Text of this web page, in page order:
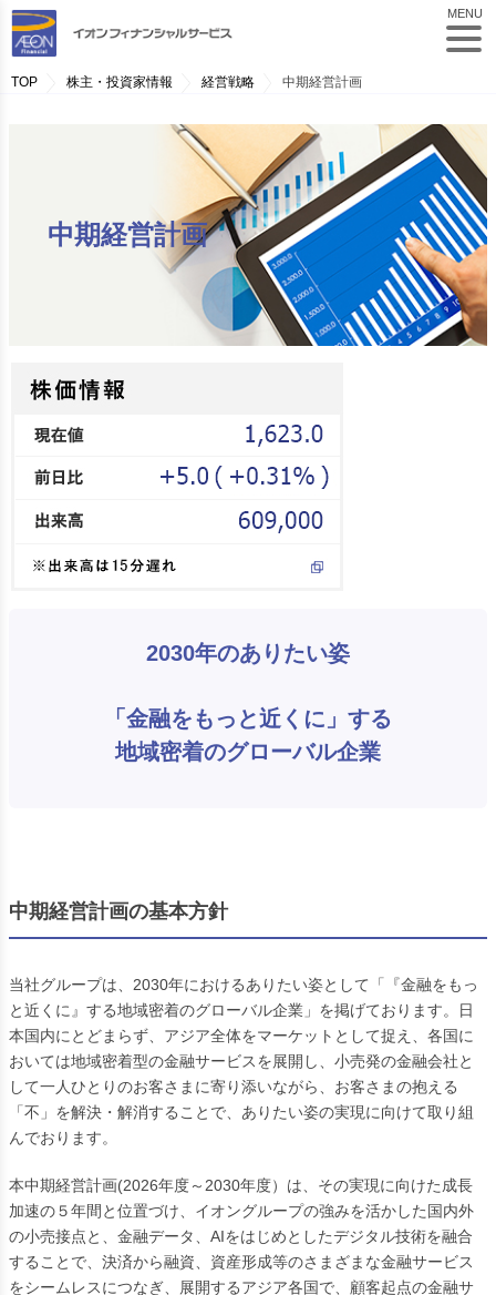
MENU
TOP 株主・投資家情報 経営戦略 中期経営計画
中期経営計画
2030年のありたい姿
「金融をもっと近くに」する
地域密着のグローバル企業
中期経営計画の基本方針
当社グループは、2030年におけるありたい姿として「『金融をもっ
と近くに』する地域密着のグローバル企業」を掲げております。日
本国内にとどまらず、アジア全体をマーケットとして捉え、各国に
おいては地域密着型の金融サービスを展開し、小売発の金融会社と
して一人ひとりのお客さまに寄り添いながら、お客さまの抱える
「不」を解決・解消することで、ありたい姿の実現に向けて取り組
んでおります。
本中期経営計画(2026年度～2030年度）は、その実現に向けた成長
加速の５年間と位置づけ、イオングループの強みを活かした国内外
の小売接点と、金融データ、AIをはじめとしたデジタル技術を融合
することで、決済から融資、資産形成等のさまざまな金融サービス
をシームレスにつなぎ、展開するアジア各国で、顧客起点の金融サ